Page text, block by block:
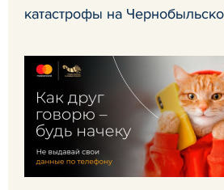
катастрофы на